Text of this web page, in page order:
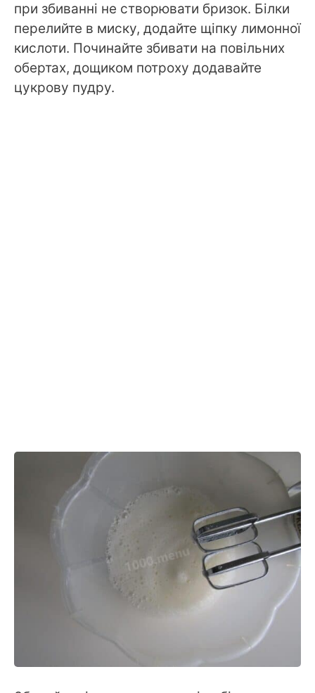
при збиванні не створювати бризок. Білки
перелийте в миску, додайте щіпку лимонної
кислоти. Починайте збивати на повільних
обертах, дощиком потроху додавайте
цукрову пудру.